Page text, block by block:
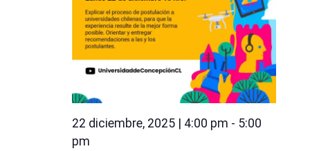
22 diciembre, 2025 | 4:00 pm - 5:00
pm